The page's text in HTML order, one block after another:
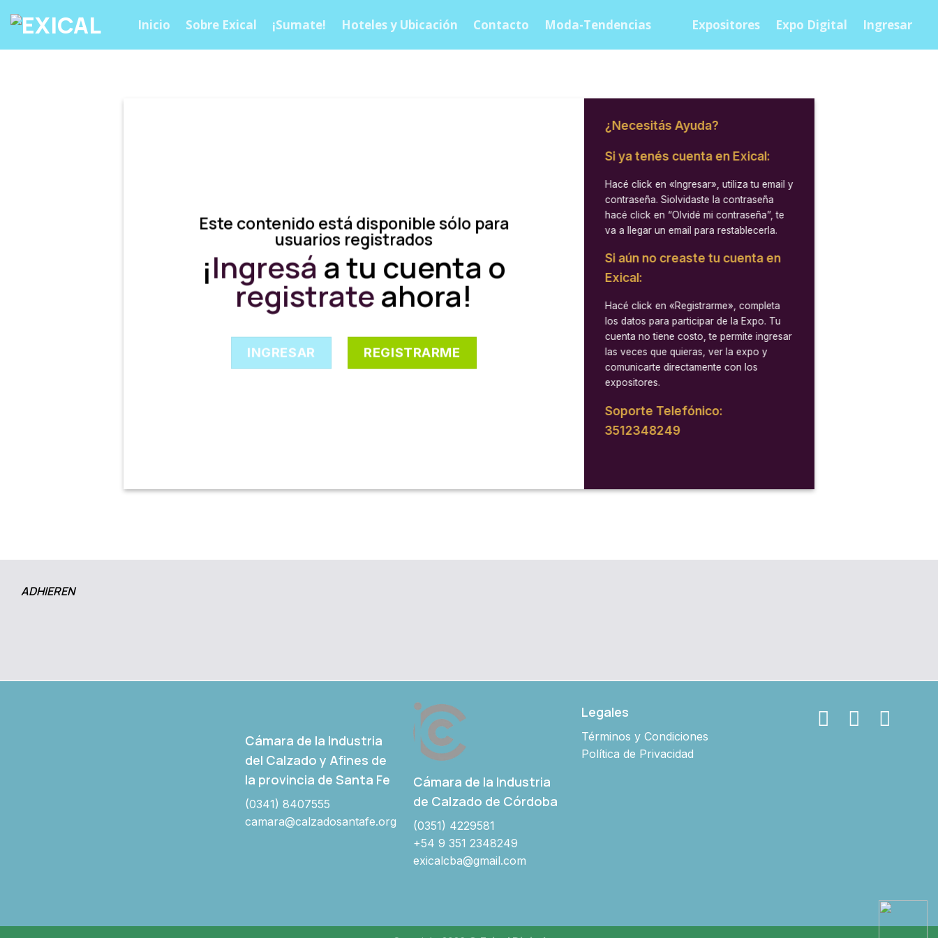
Inicio Sobre Exical ¡Sumate! Hoteles y Ubicación Contacto Moda-Tendencias Expositores Expo Digital Ingresar
Este contenido está disponible sólo para
usuarios registrados
¡Ingresá a tu cuenta o
registrateahora!
INGRESAR REGISTRARME
¿Necesitás Ayuda?
Si ya tenés cuenta en Exical:
Hacé click en «Ingresar», utiliza tu email y
contraseña. Siolvidaste la contraseña
hacé click en “Olvidé mi contraseña”, te
va a llegar un email para restablecerla.
Si aún no creaste tu cuenta en
Exical:
Hacé click en «Registrarme», completa
los datos para participar de la Expo. Tu
cuenta no tiene costo, te permite ingresar
las veces que quieras, ver la expo y
comunicarte directamente con los
expositores.
Soporte Telefónico:
3512348249
ADHIEREN
Cámara de la Industria
del Calzado y Afines de
la provincia de Santa Fe
(0341) 8407555
camara@calzadosantafe.org
Cámara de la Industria
de Calzado de Córdoba
(0351) 4229581
+54 9 351 2348249
exicalcba@gmail.com
Legales
Términos y Condiciones
Política de Privacidad